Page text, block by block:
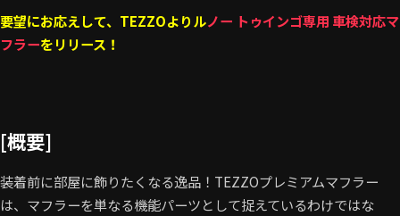
要望にお応えして、TEZZOよりルノー トゥインゴ専用 車検対応マ
フラーをリリース！
[概要]
装着前に部屋に飾りたくなる逸品！TEZZOプレミアムマフラー
は、マフラーを単なる機能パーツとして捉えているわけではな